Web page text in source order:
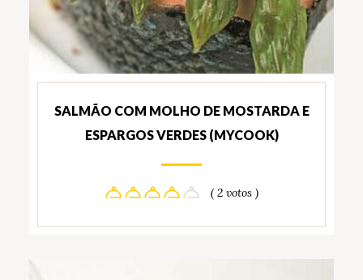
SALMÃO COM MOLHO DE MOSTARDA E
ESPARGOS VERDES (MYCOOK)
( 2 votos )